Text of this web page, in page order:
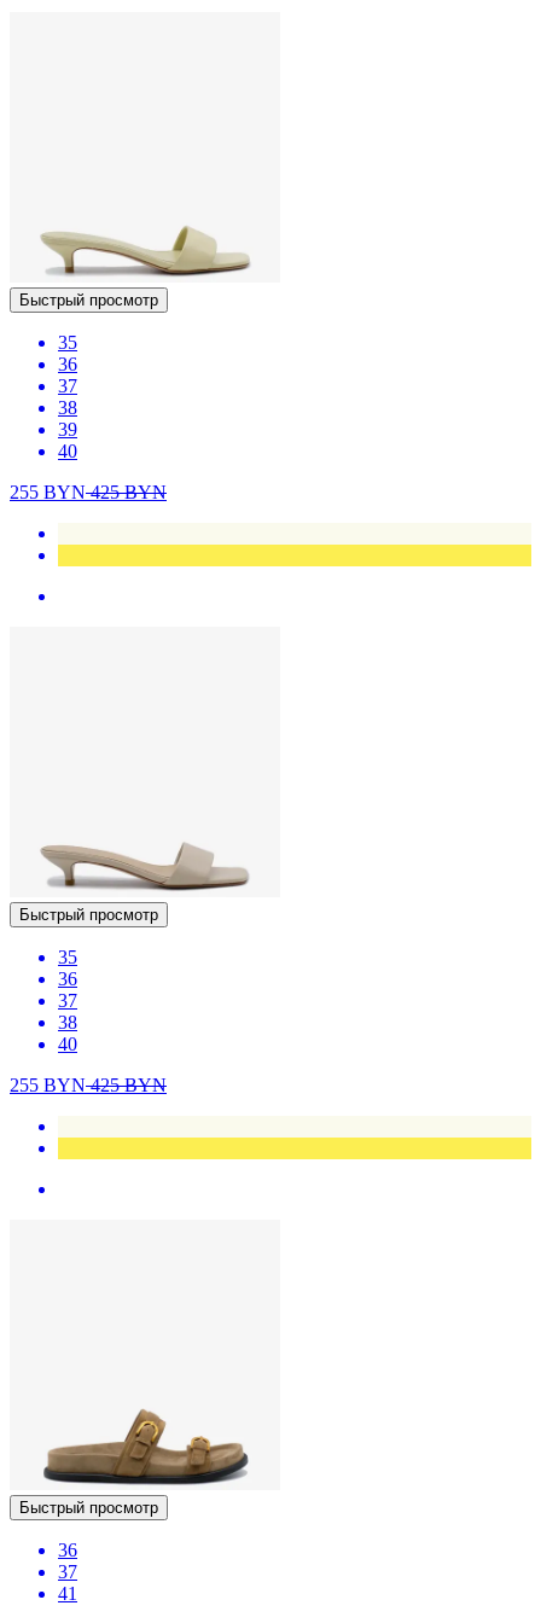
Быстрый просмотр
35
36
37
38
39
40
255 BYN425BYN
Быстрый просмотр
35
36
37
38
40
255 BYN425BYN
Быстрый просмотр
36
37
41